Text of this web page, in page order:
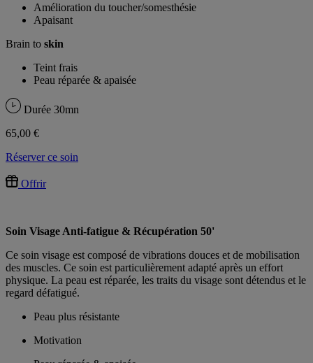
Amélioration du toucher/somesthésie
Apaisant
Brain to skin
Teint frais
Peau réparée & apaisée
Durée 30mn
65,00 €
Réserver ce soin
Offrir
Soin Visage Anti-fatigue & Récupération 50'
Ce soin visage est composé de vibrations douces et de mobilisation
des muscles. Ce soin est particulièrement adapté après un effort
physique. La peau est réparée, les traits du visage sont détendus et le
regard défatigué.
Peau plus résistante
Motivation